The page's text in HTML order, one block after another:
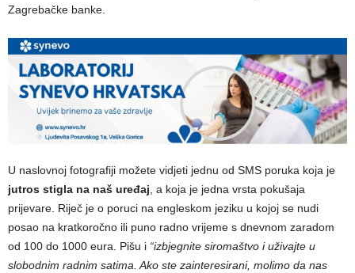
Zagrebačke banke.
U naslovnoj fotografiji možete vidjeti jednu od SMS poruka koja je
jutros stigla na naš uređaj, a koja je jedna vrsta pokušaja
prijevare. Riječ je o poruci na engleskom jeziku u kojoj se nudi
posao na kratkoročno ili puno radno vrijeme s dnevnom zaradom
od 100 do 1000 eura. Pišu i “izbjegnite siromaštvo i uživajte u
slobodnim radnim satima. Ako ste zainteresirani, molimo da nas